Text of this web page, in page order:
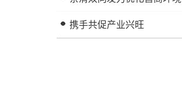
携手共促产业兴旺